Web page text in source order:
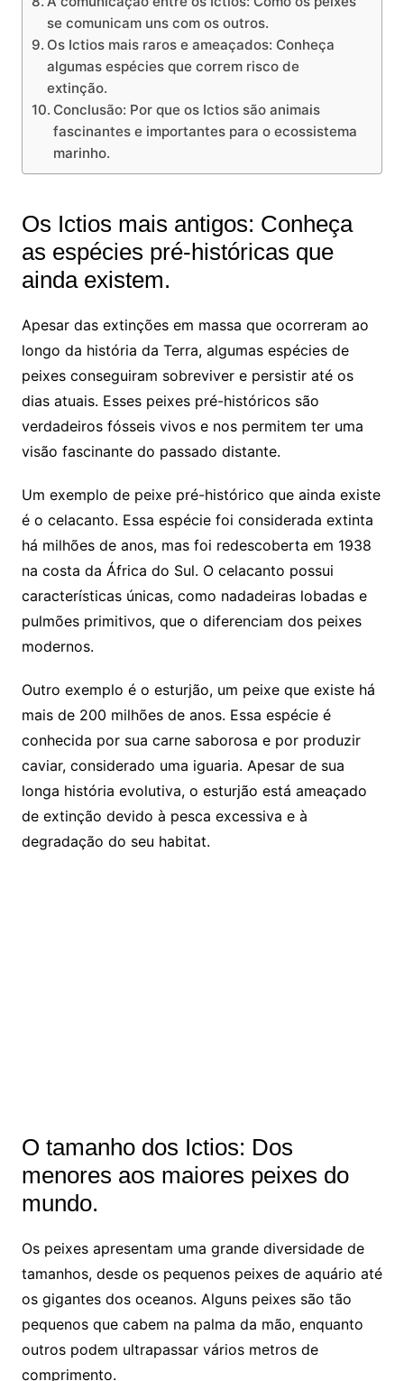
se comunicam uns com os outros.
Os Ictios mais raros e ameaçados: Conheça
algumas espécies que correm risco de
extinção.
Conclusão: Por que os Ictios são animais
fascinantes e importantes para o ecossistema
marinho.
Os Ictios mais antigos: Conheça
as espécies pré-históricas que
ainda existem.
Apesar das extinções em massa que ocorreram ao
longo da história da Terra, algumas espécies de
peixes conseguiram sobreviver e persistir até os
dias atuais. Esses peixes pré-históricos são
verdadeiros fósseis vivos e nos permitem ter uma
visão fascinante do passado distante.
Um exemplo de peixe pré-histórico que ainda existe
é o celacanto. Essa espécie foi considerada extinta
há milhões de anos, mas foi redescoberta em 1938
na costa da África do Sul. O celacanto possui
características únicas, como nadadeiras lobadas e
pulmões primitivos, que o diferenciam dos peixes
modernos.
Outro exemplo é o esturjão, um peixe que existe há
mais de 200 milhões de anos. Essa espécie é
conhecida por sua carne saborosa e por produzir
caviar, considerado uma iguaria. Apesar de sua
longa história evolutiva, o esturjão está ameaçado
de extinção devido à pesca excessiva e à
degradação do seu habitat.
O tamanho dos Ictios: Dos
menores aos maiores peixes do
mundo.
Os peixes apresentam uma grande diversidade de
tamanhos, desde os pequenos peixes de aquário até
os gigantes dos oceanos. Alguns peixes são tão
pequenos que cabem na palma da mão, enquanto
outros podem ultrapassar vários metros de
comprimento.